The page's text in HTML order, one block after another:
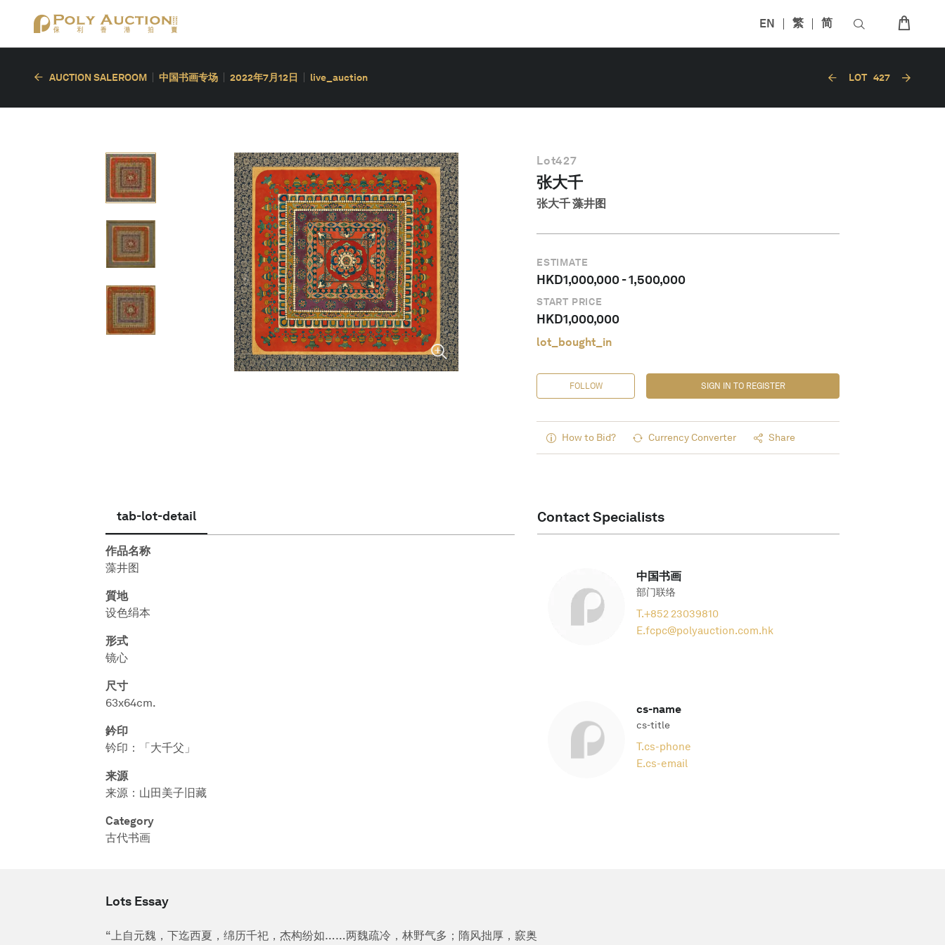
EN 繁 简
简体中文
AUCTION SALEROOM 中国书画专场 2022年7月12日 live_auction LOT 427
Lot427
张大千
张大千 藻井图
ESTIMATE
HKD1,000,000-1,500,000
START PRICE
HKD1,000,000
lot_bought_in
FOLLOW SIGN IN TO REGISTER
How to Bid? Currency Converter Share
tab-lot-detail
作品名称
藻井图
質地
设色绢本
形式
镜心
尺寸
63x64cm.
鈐印
钤印：「大千父」
来源
来源：山田美子旧藏
Category
古代书画
Contact Specialists
中国书画
部门联络
T.+852 23039810
E.fcpc@polyauction.com.hk
cs-name
cs-title
T.cs-phone
E.cs-email
Lots Essay
“上自元魏，下迄西夏，绵历千祀，杰构纷如……两魏疏冷，林野气多；隋风拙厚，窾奥